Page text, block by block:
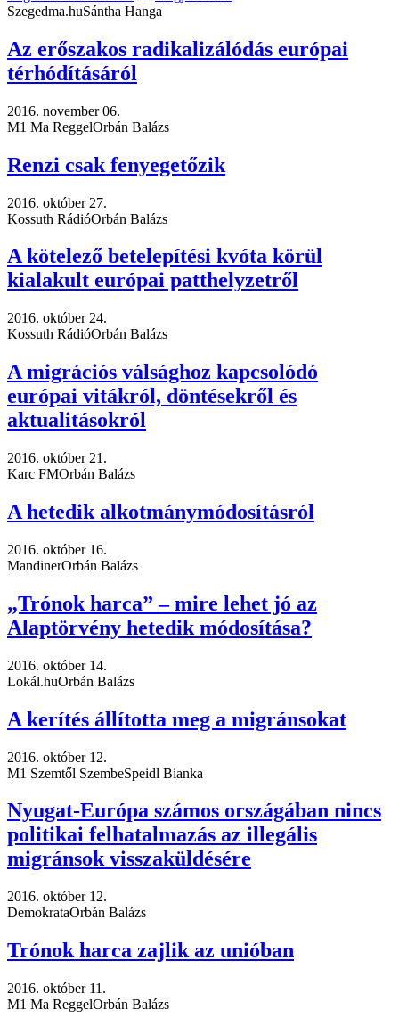
Szegedma.huSántha Hanga
Az erőszakos radikalizálódás európai
térhódításáról
2016. november 06.
M1 Ma ReggelOrbán Balázs
Renzi csak fenyegetőzik
2016. október 27.
Kossuth RádióOrbán Balázs
A kötelező betelepítési kvóta körül
kialakult európai patthelyzetről
2016. október 24.
Kossuth RádióOrbán Balázs
A migrációs válsághoz kapcsolódó
európai vitákról, döntésekről és
aktualitásokról
2016. október 21.
Karc FMOrbán Balázs
A hetedik alkotmánymódosításról
2016. október 16.
MandinerOrbán Balázs
„Trónok harca” – mire lehet jó az
Alaptörvény hetedik módosítása?
2016. október 14.
Lokál.huOrbán Balázs
A kerítés állította meg a migránsokat
2016. október 12.
M1 Szemtől SzembeSpeidl Bianka
Nyugat-Európa számos országában nincs
politikai felhatalmazás az illegális
migránsok visszaküldésére
2016. október 12.
DemokrataOrbán Balázs
Trónok harca zajlik az unióban
2016. október 11.
M1 Ma ReggelOrbán Balázs